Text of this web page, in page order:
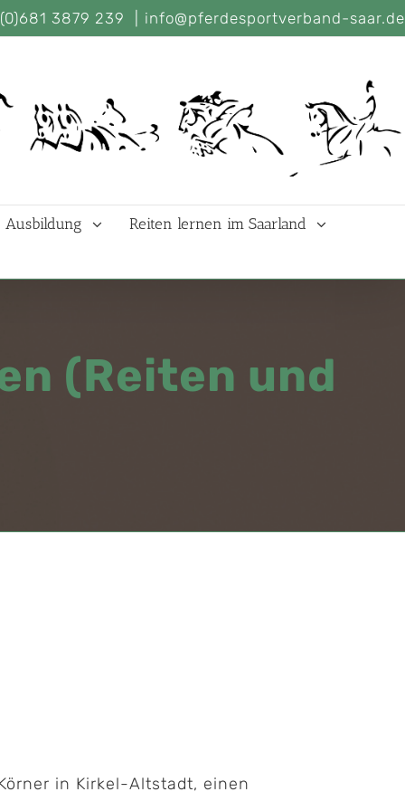
3879 239 info@pferdesportverband-saar.de
Ausbildung
Reiten lernen im Saarland
(Reiten und
in Kirkel-Altstadt, einen